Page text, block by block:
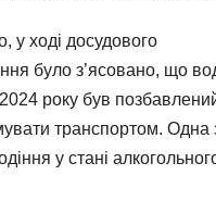
у ході досудового
було з’ясовано, що
року був
транспортом. Одна
у стані